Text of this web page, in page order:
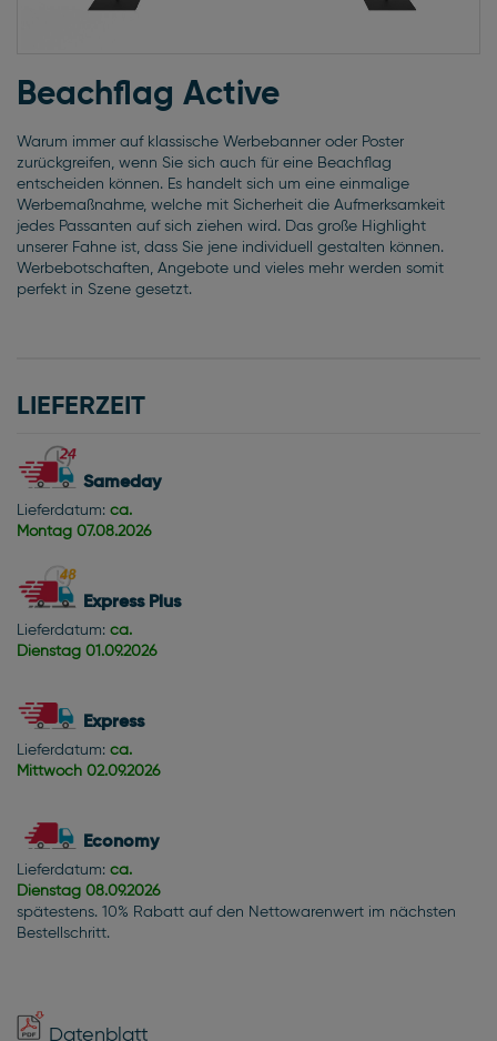
Anfang
der
springen
Beachflag Active
Warum immer auf klassische Werbebanner oder Poster
zurückgreifen, wenn Sie sich auch für eine Beachflag
entscheiden können. Es handelt sich um eine einmalige
Werbemaßnahme, welche mit Sicherheit die Aufmerksamkeit
jedes Passanten auf sich ziehen wird. Das große Highlight
unserer Fahne ist, dass Sie jene individuell gestalten können.
Werbebotschaften, Angebote und vieles mehr werden somit
perfekt in Szene gesetzt.
LIEFERZEIT
Sameday
Lieferdatum: ca.
Montag 07.08.2026
Express Plus
Lieferdatum: ca.
Dienstag 01.09.2026
Express
Lieferdatum: ca.
Mittwoch 02.09.2026
Economy
Lieferdatum: ca.
Dienstag 08.09.2026
spätestens. 10% Rabatt auf den Nettowarenwert im nächsten
Bestellschritt.
Datenblatt